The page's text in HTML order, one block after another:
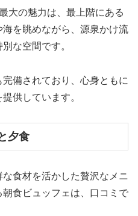
大の魅力は、最上階にある
を眺めながら、源泉かけ流
な空間です。
備されており、心身ともに
供しています。
夕食
食材を活かした贅沢なメニ
食ビュッフェは、口コミで